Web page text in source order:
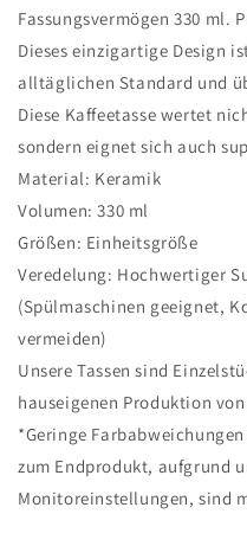
Fassungsvermögen 330 ml.
Dieses einzigartige Design
alltäglichen Standard und
Diese Kaffeetasse wertet
sondern eignet sich auch
Material: Keramik
Volumen: 330 ml
Größen: Einheitsgröße
Veredelung: Hochwertiger
(Spülmaschinen geeignet,
vermeiden)
Unsere Tassen sind
hauseigenen Produktion
*Geringe
zum Endprodukt, aufgrund
Monitoreinstellungen, sind